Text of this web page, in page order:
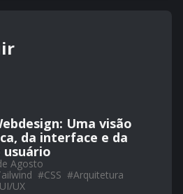
Uma visão
da interface e da
usuário
Agosto
#CSS #Arquitetura
UI/UX